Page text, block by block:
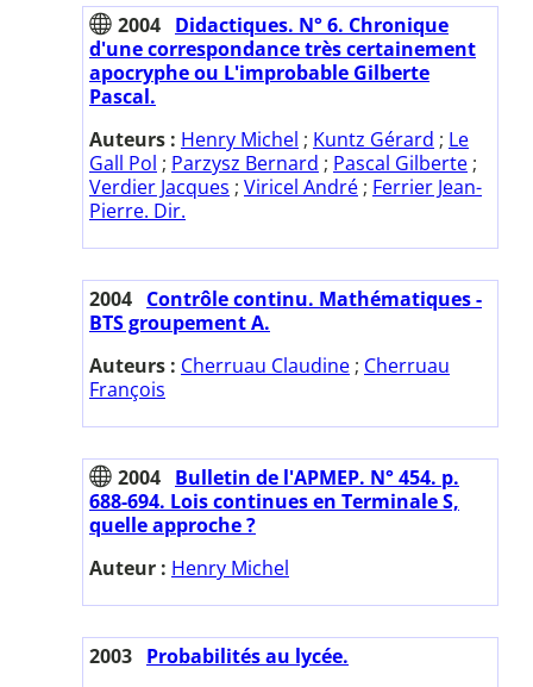
2004 Didactiques. N° 6. Chronique
d'une correspondance très certainement
apocryphe ou L'improbable Gilberte
Pascal.
Auteurs : Henry Michel ; Kuntz Gérard ; Le
Gall Pol ; Parzysz Bernard ; Pascal Gilberte ;
Verdier Jacques ; Viricel André ; Ferrier Jean-
Pierre. Dir.
2004 Contrôle continu. Mathématiques -
BTS groupement A.
Auteurs : Cherruau Claudine ; Cherruau
François
2004 Bulletin de l'APMEP. N° 454. p.
688-694. Lois continues en Terminale S,
quelle approche ?
Auteur : Henry Michel
2003 Probabilités au lycée.